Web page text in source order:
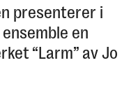
presenterer i
en
“Larm” av Jo